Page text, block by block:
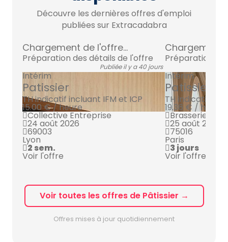
Découvre les dernières offres d'emploi
publiées sur Extracadabra
Chargement de l'offre...
Préparation des détails de l'offre
Publiée il y a 40 jours
Intérim
Patissier
TH indicatif incluant IFM et ICP
15.00 € / heure
Collective Entreprise
24 août 2026
69003
Lyon
2 sem.
Voir l'offre
Chargement
Préparation
Intérim
Patissier
TH indicatif
19.36 € / heure
Brasserie Chic
25 août 2026
75016
Paris
3 jours
Voir l'offre
Voir toutes les offres de Pâtissier →
Offres mises à jour quotidiennement